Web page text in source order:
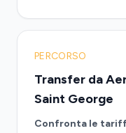
PERCORSO
Transfer da
Saint George
Confronta le